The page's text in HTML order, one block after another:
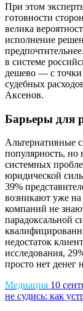
При этом
готовности
велика
исполнение
в системе
дешево — с
судебных
Аксенов.
Барьеры для
Альтернативные
популярность, но
системных
юридической
39%
возникают уже
компаний не
парадоксальной
недостаток
исследования,
просто нет денег
Медиация 10
не судись: как